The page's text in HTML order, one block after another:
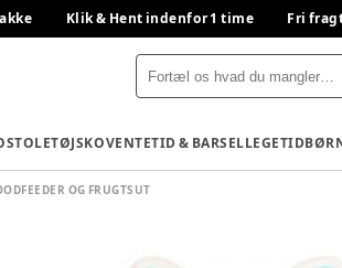
Klik & Hent indenfor 1 time Fri
TØJSKOVENTETID & BARSELLEGETID
OG FRUGTSUT